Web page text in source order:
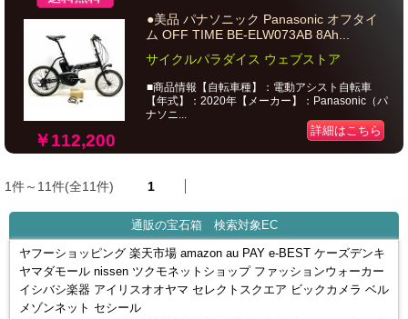
￥112,200
●美品 パナソニック Panasonic オフタイ
ム OFF TIME BE-ELW073AB 8Ah...
サイクルパラダイス ウェブストア
■商品情報【自転車種】：電動アシスト自転車
【年式】：2020年【メーカー】：Panasonic（パ
ナソニ...
詳細はこちら
1件～11件(全11件) 1
通販の宝石箱 検索対象EC
ヤフーショッピング 楽天市場 amazon au PAY e-BEST ケーズデンキ
ヤマダモール nissen ツクモネットショップ ファッションウォーカー
イシバシ楽器 アイリスオオヤマ セレクトスクエア ビックカメラ ベル
メゾンネット セシール